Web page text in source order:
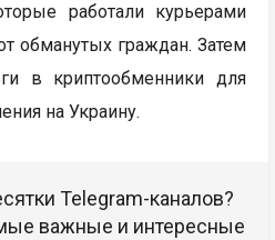
работали курьерами
обманутых граждан. Затем
в криптообменники для
на Украину.
Telegram-каналов?
важные и интересные